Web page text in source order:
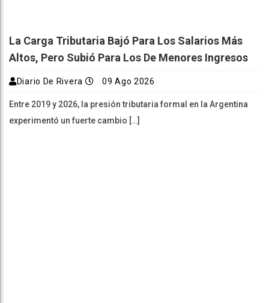
La Carga Tributaria Bajó Para Los Salarios Más
Altos, Pero Subió Para Los De Menores Ingresos
Diario De Rivera 09 Ago 2026
Entre 2019 y 2026, la presión tributaria formal en la Argentina
experimentó un fuerte cambio […]